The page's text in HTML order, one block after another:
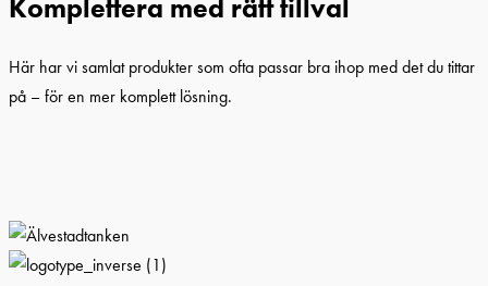
Komplettera med rätt tillval
Här har vi samlat produkter som ofta passar bra ihop med det du tittar
på – för en mer komplett lösning.